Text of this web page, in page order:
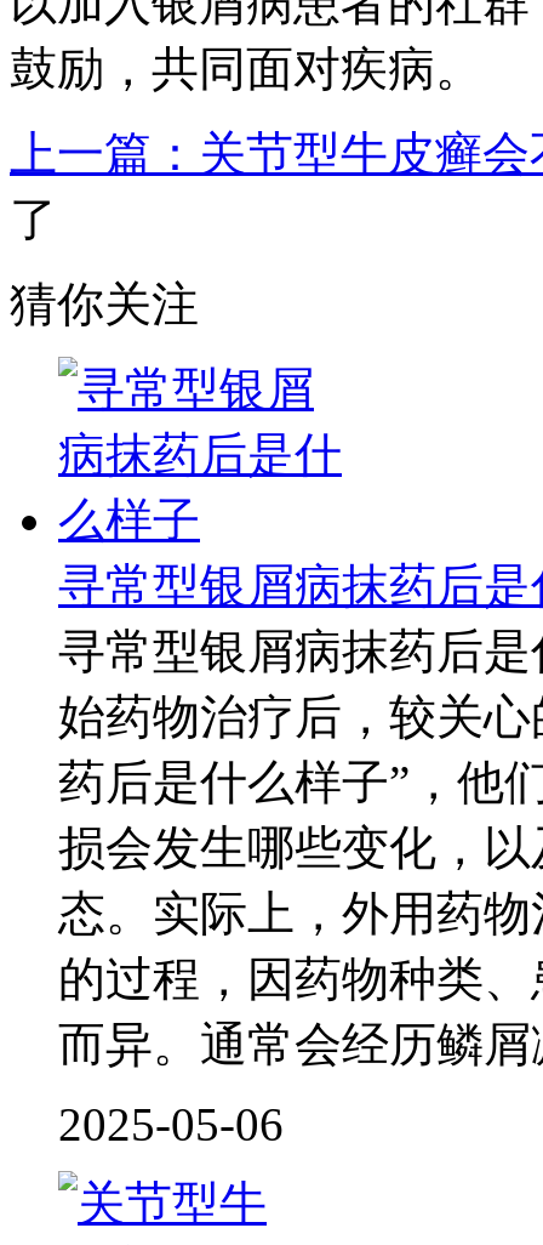
鼓励，共同面对疾病。
上一篇：关节型牛皮癣
了
猜你关注
寻常型银屑病抹药后
寻常型银屑病抹药后
始药物治疗后，较关
药后是什么样子”，他
损会发生哪些变化，
态。实际上，外用药
的过程，因药物种类
而异。通常会经历鳞
2025-05-06